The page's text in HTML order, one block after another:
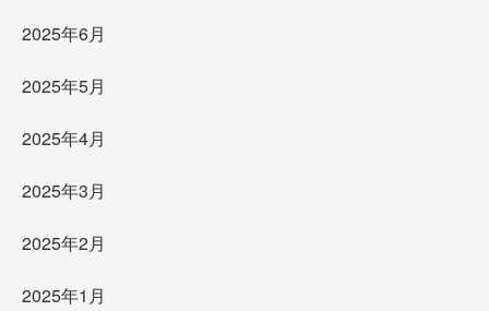
2025年6月
2025年5月
2025年4月
2025年3月
2025年2月
2025年1月